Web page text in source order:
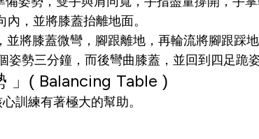
，並將膝蓋抬離地面。
並將膝蓋微彎，腳跟離地，再輪流將腳跟踩地
姿勢三分鐘，而後彎曲膝蓋，並回到四足跪姿
」( Balancing Table )
訓練有著極大的幫助。